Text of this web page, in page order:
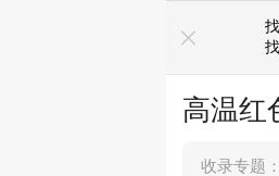
高温红
收录专题：